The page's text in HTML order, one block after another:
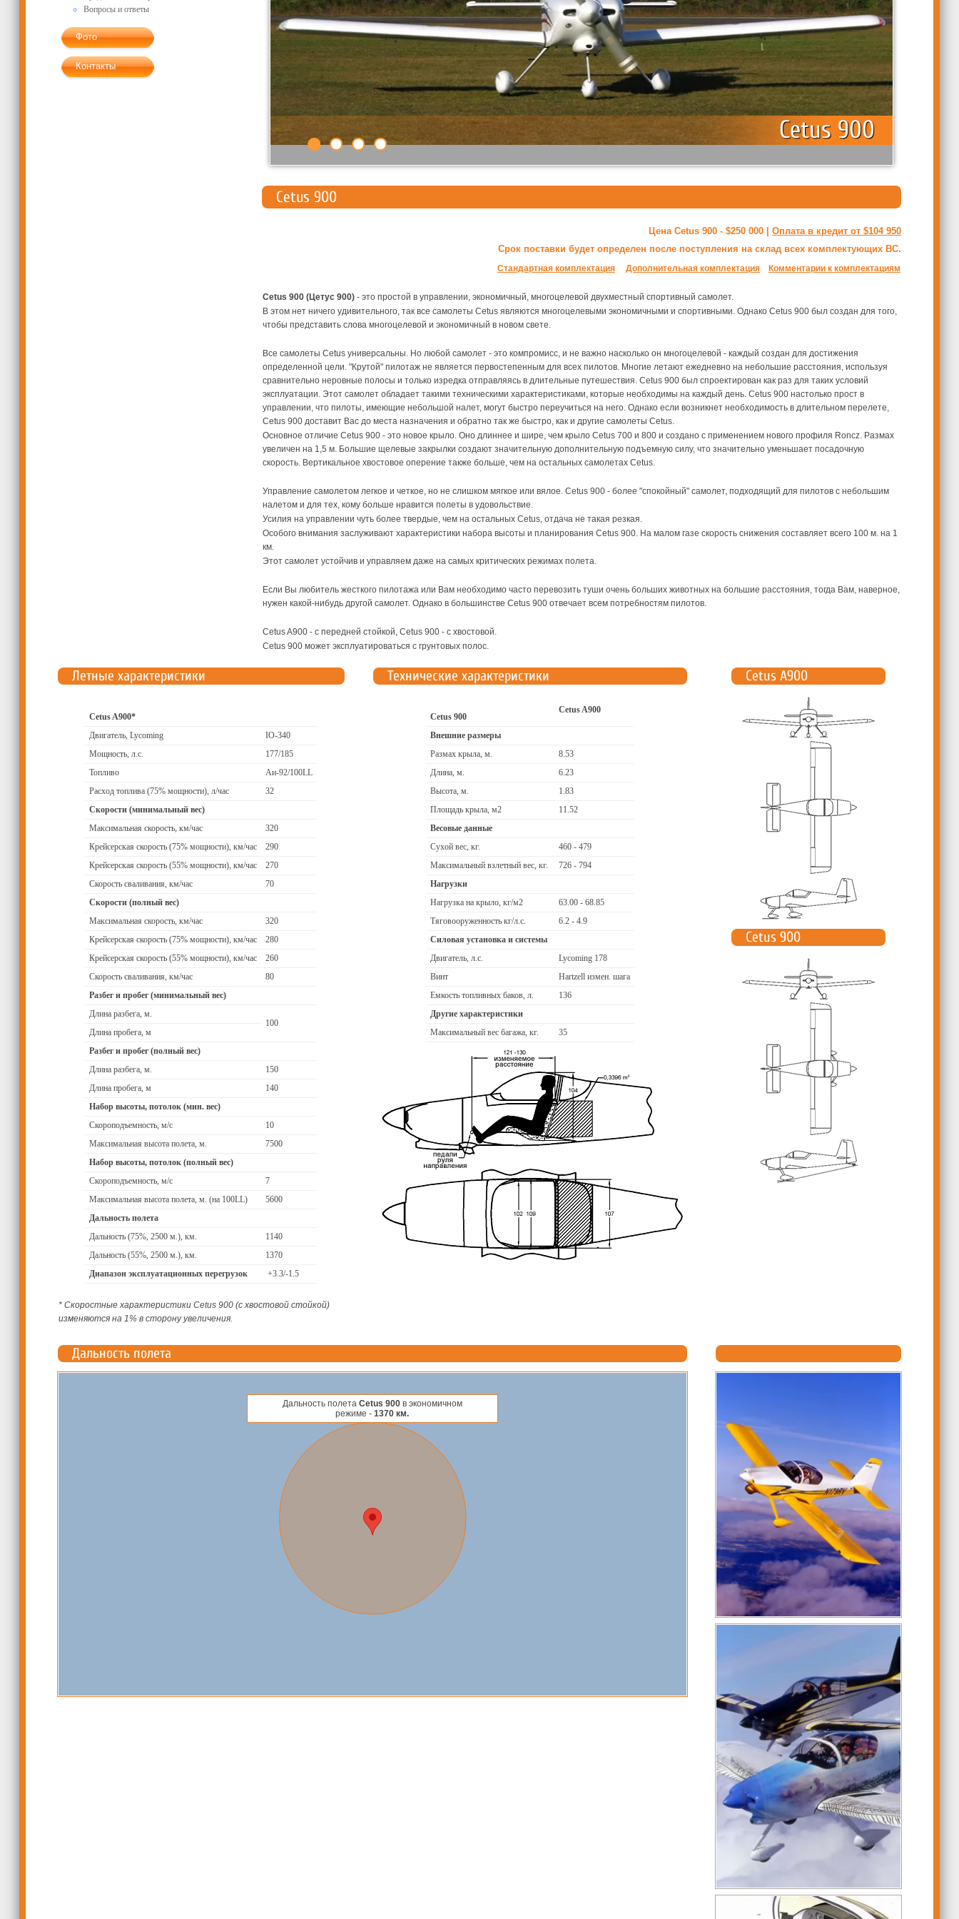
Вопросы и ответы
Фото
Контакты
Cetus 900
Cetus 900
Цена Cetus 900 - $250 000 | Оплата в кредит от $104 950
Срок поставки будет определен после поступления на склад всех комплектующих ВС.
Стандартная комплектация Дополнительная комплектация Комментарии к комплектациям
Cetus 900 (Цетус 900) - это простой в управлении, экономичный, многоцелевой двухместный спортивный самолет.
В этом нет ничего удивительного, так все самолеты Cetus являются многоцелевыми экономичными и спортивными. Однако Cetus 900 был создан для того,
чтобы представить слова многоцелевой и экономичный в новом свете.
Все самолеты Cetus универсальны. Но любой самолет - это компромисс, и не важно насколько он многоцелевой - каждый создан для достижения
определенной цели. "Крутой" пилотаж не является первостепенным для всех пилотов. Многие летают ежедневно на небольшие расстояния, используя
сравнительно неровные полосы и только изредка отправляясь в длительные путешествия. Cetus 900 был спроектирован как раз для таких условий
эксплуатации. Этот самолет обладает такими техническими характеристиками, которые необходимы на каждый день. Cetus 900 настолько прост в
управлении, что пилоты, имеющие небольшой налет, могут быстро переучиться на него. Однако если возникнет необходимость в длительном перелете,
Cetus 900 доставит Вас до места назначения и обратно так же быстро, как и другие самолеты Cetus.
Основное отличие Cetus 900 - это новое крыло. Оно длиннее и шире, чем крыло Cetus 700 и 800 и создано с применением нового профиля Roncz. Размах
увеличен на 1,5 м. Большие щелевые закрылки создают значительную дополнительную подъемную силу, что значительно уменьшает посадочную
скорость. Вертикальное хвостовое оперение также больше, чем на остальных самолетах Cetus.
Управление самолетом легкое и четкое, но не слишком мягкое или вялое. Cetus 900 - более "спокойный" самолет, подходящий для пилотов с небольшим
налетом и для тех, кому больше нравится полеты в удовольствие.
Усилия на управлении чуть более твердые, чем на остальных Cetus, отдача не такая резкая.
Особого внимания заслуживают характеристики набора высоты и планирования Cetus 900. На малом газе скорость снижения составляет всего 100 м. на 1
км.
Этот самолет устойчив и управляем даже на самых критических режимах полета.
Если Вы любитель жесткого пилотажа или Вам необходимо часто перевозить туши очень больших животных на большие расстояния, тогда Вам, наверное,
нужен какой-нибудь другой самолет. Однако в большинстве Cetus 900 отвечает всем потребностям пилотов.
Cetus A900 - с передней стойкой, Cetus 900 - с хвостовой.
Cetus 900 может эксплуатироваться с грунтовых полос.
Летные характеристики
Cetus A900*
Двигатель, Lycoming
IO-340
Мощность, л.с.
177/185
Топливо
Аи-92/100LL
Расход топлива (75% мощности), л/час
32
Скорости (минимальный вес)
Максимальная скорость, км/час
320
Крейсерская скорость (75% мощности), км/час
290
Крейсерская скорость (55% мощности), км/час
270
Скорость сваливания, км/час
70
Скорости (полный вес)
Максимальная скорость, км/час
320
Крейсерская скорость (75% мощности), км/час
280
Крейсерская скорость (55% мощности), км/час
260
Скорость сваливания, км/час
80
Разбег и пробег (минимальный вес)
Длина разбега, м.
100
Длина пробега, м
Разбег и пробег (полный вес)
Длина разбега, м.
150
Длина пробега, м
140
Набор высоты, потолок (мин. вес)
Скороподъемность, м/с
10
Максимальная высота полета, м.
7500
Набор высоты, потолок (полный вес)
Скороподъемность, м/с
7
Максимальная высота полета, м. (на 100LL)
5600
Дальность полета
Дальность (75%, 2500 м.), км.
1140
Дальность (55%, 2500 м.), км.
1370
Диапазон эксплуатационных перегрузок
+3.3/-1.5
* Скоростные характеристики Cetus 900 (с хвостовой стойкой)
изменяются на 1% в сторону увеличения.
Технические характеристики
Cetus 900
Cetus A900
Внешние размеры
Размах крыла, м.
8.53
Длина, м.
6.23
Высота, м.
1.83
Площадь крыла, м2
11.52
Весовые данные
Сухой вес, кг.
460 - 479
Максимальный взлетный вес, кг.
726 - 794
Нагрузки
Нагрузка на крыло, кг/м2
63.00 - 68.85
Тяговооруженность кг/л.с.
6.2 - 4.9
Силовая установка и системы
Двигатель, л.с.
Lycoming 178
Винт
Hartzell измен. шага
Емкость топливных баков, л.
136
Другие характеристики
Максимальный вес багажа, кг.
35
Cetus A900
Cetus 900
Дальность полета
Дальность полета Cetus 900в экономичном
режиме -1370 км.